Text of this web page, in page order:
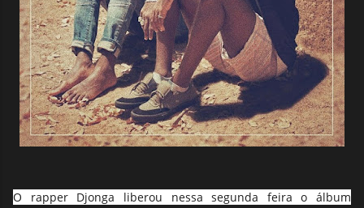
O rapper Djonga liberou nessa segunda feira o álbum